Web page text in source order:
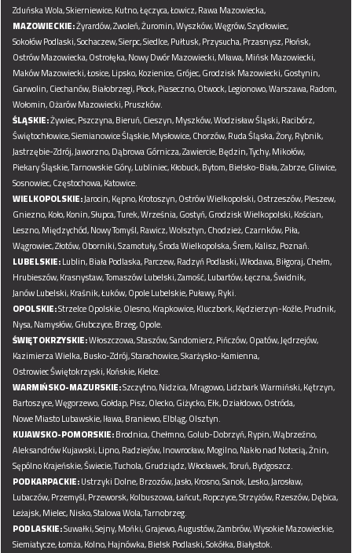
Zduńska Wola,Skierniewice,Kutno,Łęczyca,Łowicz,Rawa Mazowiecka,
MAZOWIECKIE:Żyrardów,Zwoleń,Żuromin,Wyszków,Węgrów,Szydłowiec,
Sokołów Podlaski,Sochaczew,Sierpc,Siedlce,Pułtusk,Przysucha,Przasnysz,Płońsk,
Ostrów Mazowiecka,Ostrołęka,Nowy Dwór Mazowiecki,Mława,Mińsk Mazowiecki,
Maków Mazowiecki,Łosice,Lipsko,Kozienice,Grójec,Grodzisk Mazowiecki,Gostynin,
Garwolin,Ciechanów,Białobrzegi,Płock,Piaseczno,Otwock,Legionowo,Warszawa,Radom,
Wołomin,Ożarów Mazowiecki,Pruszków.
ŚLĄSKIE:Żywiec,Pszczyna,Bieruń,Cieszyn,Myszków,Wodzisław Śląski,Racibórz,
Świętochłowice,Siemianowice Śląskie,Mysłowice,Chorzów,Ruda Śląska,Żory,Rybnik,
Jastrzębie-Zdrój,Jaworzno,Dąbrowa Górnicza,Zawiercie,Będzin,Tychy,Mikołów,
Piekary Śląskie,Tarnowskie Góry,Lubliniec,Kłobuck,Bytom,Bielsko-Biała,Zabrze,Gliwice,
Sosnowiec,Częstochowa,Katowice.
WIELKOPOLSKIE:Jarocin,Kępno,Krotoszyn,Ostrów Wielkopolski,Ostrzeszów,Pleszew,
Gniezno,Koło,Konin,Słupca,Turek,Września,Gostyń,Grodzisk Wielkopolski,Kościan,
Leszno,Międzychód,Nowy Tomyśl,Rawicz,Wolsztyn,Chodzież,Czarnków,Piła,
Wągrowiec,Złotów,Oborniki,Szamotuły,Środa Wielkopolska,Śrem,Kalisz,Poznań.
LUBELSKIE:Lublin,Biała Podlaska,Parczew,Radzyń Podlaski,Włodawa,Biłgoraj,Chełm,
Hrubieszów,Krasnystaw,Tomaszów Lubelski,Zamość,Lubartów,Łęczna,Świdnik,
Janów Lubelski,Kraśnik,Łuków,Opole Lubelskie,Puławy,Ryki.
OPOLSKIE:Strzelce Opolskie,Olesno,Krapkowice,Kluczbork,Kędzierzyn-Koźle,Prudnik,
Nysa,Namysłów,Głubczyce,Brzeg,Opole.
ŚWIĘTOKRZYSKIE:Włoszczowa,Staszów,Sandomierz,Pińczów,Opatów,Jędrzejów,
Kazimierza Wielka,Busko-Zdrój,Starachowice,Skarżysko-Kamienna,
Ostrowiec Świętokrzyski,Końskie,Kielce.
WARMIŃSKO-MAZURSKIE:Szczytno,Nidzica,Mrągowo,Lidzbark Warmiński,Kętrzyn,
Bartoszyce,Węgorzewo,Gołdap,Pisz,Olecko,Giżycko,Ełk,Działdowo,Ostróda,
Nowe Miasto Lubawskie,Iława,Braniewo,Elbląg,Olsztyn.
KUJAWSKO-POMORSKIE:Brodnica,Chełmno,Golub-Dobrzyń,Rypin,Wąbrzeźno,
Aleksandrów Kujawski,Lipno,Radziejów,Inowrocław,Mogilno,Nakło nad Notecią,Żnin,
Sępólno Krajeńskie,Świecie,Tuchola,Grudziądz,Włocławek,Toruń,Bydgoszcz.
PODKARPACKIE:Ustrzyki Dolne,Brzozów,Jasło,Krosno,Sanok,Lesko,Jarosław,
Lubaczów,Przemyśl,Przeworsk,Kolbuszowa,Łańcut,Ropczyce,Strzyżów,Rzeszów,Dębica,
Leżajsk,Mielec,Nisko,Stalowa Wola,Tarnobrzeg.
PODLASKIE:Suwałki,Sejny,Mońki,Grajewo,Augustów,Zambrów,Wysokie Mazowieckie,
Siemiatycze,Łomża,Kolno,Hajnówka,Bielsk Podlaski,Sokółka,Białystok.